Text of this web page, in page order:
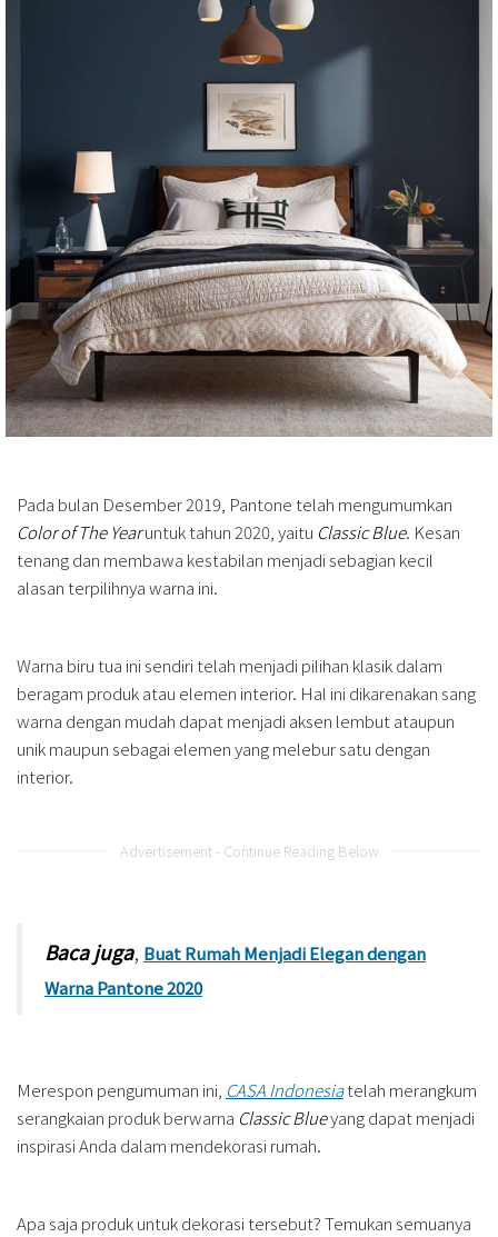
Pada bulan Desember 2019, Pantone telah mengumumkan
Color of The Yearuntuk tahun 2020, yaitu Classic Blue. Kesan
tenang dan membawa kestabilan menjadi sebagian kecil
alasan terpilihnya warna ini.
Warna biru tua ini sendiri telah menjadi pilihan klasik dalam
beragam produk atau elemen interior. Hal ini dikarenakan sang
warna dengan mudah dapat menjadi aksen lembut ataupun
unik maupun sebagai elemen yang melebur satu dengan
interior.
Advertisement - Continue Reading Below
Baca juga, Buat Rumah Menjadi Elegan dengan
Warna Pantone 2020
Merespon pengumuman ini, CASA Indonesiatelah merangkum
serangkaian produk berwarna Classic Blueyang dapat menjadi
inspirasi Anda dalam mendekorasi rumah.
Apa saja produk untuk dekorasi tersebut? Temukan semuanya